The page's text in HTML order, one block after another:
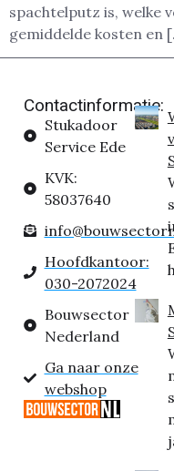
spachtelputz is, welke
gemiddelde kosten en
Contactinformatie:
Stukadoor
Service Ede
KVK:
58037640
Hoofdkantoor:
030-2072024
Bouwsector
Nederland
Ga naar onze
webshop